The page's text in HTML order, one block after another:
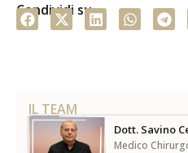
Condividi su
IL TEAM
Dott. Savino
Medico